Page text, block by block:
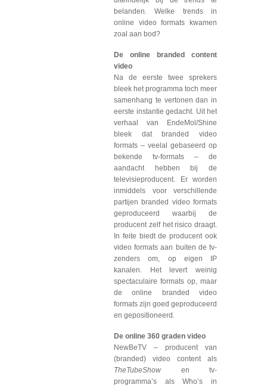
belanden. Welke trends in
online video formats kwamen
zoal aan bod?
De online branded content
video
Na de eerste twee sprekers
bleek het programma toch meer
samenhang te vertonen dan in
eerste instantie gedacht. Uit het
verhaal van EndeMol/Shine
bleek dat branded video
formats – veelal gebaseerd op
bekende tv-formats – de
aandacht hebben bij de
televisieproducent. Er worden
inmiddels voor verschillende
partijen branded video formats
geproduceerd waarbij de
producent zelf het risico draagt.
In feite biedt de producent ook
video formats aan buiten de tv-
zenders om, op eigen IP
kanalen. Het levert weinig
spectaculaire formats op, maar
de online branded video
formats zijn goed geproduceerd
en gepositioneerd.
De online 360 graden video
NewBeTV – producent van
(branded) video content als
TheTubeShow en tv-
programma’s als Who’s in